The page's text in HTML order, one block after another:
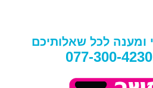
ומענה לכל שאלותיכם
077-300-4230